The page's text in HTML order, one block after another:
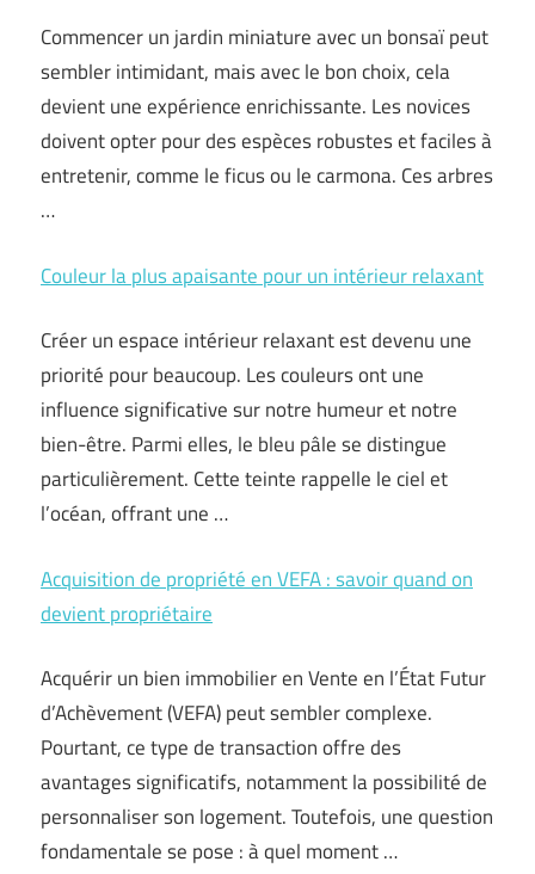
Commencer un jardin miniature avec un bonsaï peut
sembler intimidant, mais avec le bon choix, cela
devient une expérience enrichissante. Les novices
doivent opter pour des espèces robustes et faciles à
entretenir, comme le ficus ou le carmona. Ces arbres
…
Couleur la plus apaisante pour un intérieur relaxant
Créer un espace intérieur relaxant est devenu une
priorité pour beaucoup. Les couleurs ont une
influence significative sur notre humeur et notre
bien-être. Parmi elles, le bleu pâle se distingue
particulièrement. Cette teinte rappelle le ciel et
l’océan, offrant une …
Acquisition de propriété en VEFA : savoir quand on
devient propriétaire
Acquérir un bien immobilier en Vente en l’État Futur
d’Achèvement (VEFA) peut sembler complexe.
Pourtant, ce type de transaction offre des
avantages significatifs, notamment la possibilité de
personnaliser son logement. Toutefois, une question
fondamentale se pose : à quel moment …